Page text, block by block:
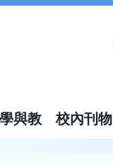
學與教 校內刊物